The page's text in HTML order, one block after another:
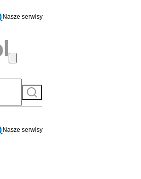
Nasze serwisy
Szukaj
Nasze serwisy